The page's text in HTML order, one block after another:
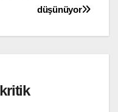
düşünüyor